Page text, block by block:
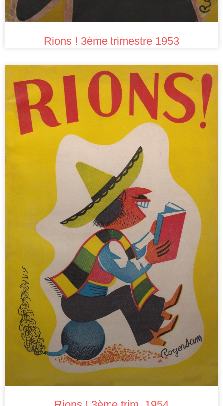
Rions ! 3ème trimestre 1953